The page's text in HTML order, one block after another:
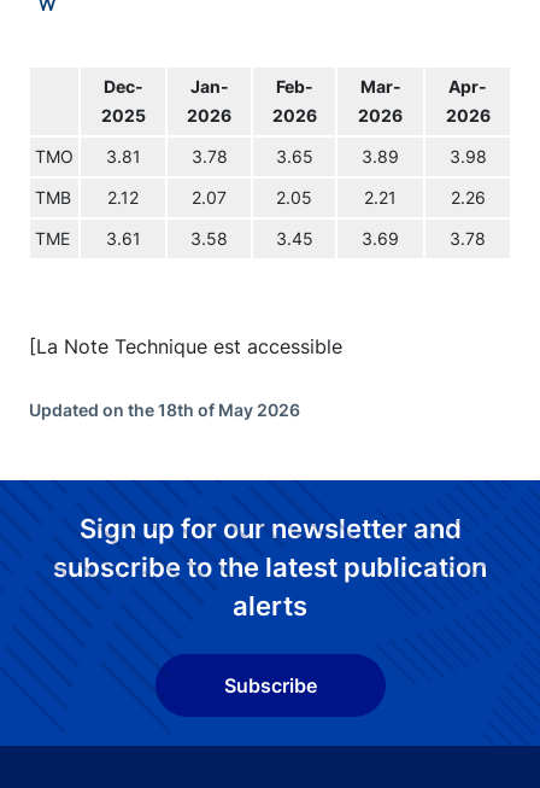
Dec-
2025
Jan-
2026
Feb-
2026
Mar-
2026
Apr-
2026
TMO 3.81 3.78 3.65 3.89 3.98
TMB 2.12 2.07 2.05 2.21 2.26
TME 3.61 3.58 3.45 3.69 3.78
[La Note Technique est accessible
Updated on the 18th of May 2026
Sign up for our newsletter and
subscribe to the latest publication
alerts
Subscribe